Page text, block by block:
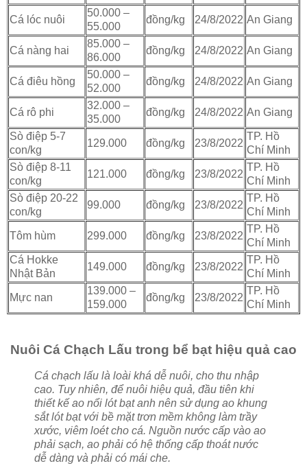
Cá lóc nuôi
50.000 –
55.000
đồng/kg 24/8/2022 An Giang
Cá nàng hai
85.000 –
86.000
đồng/kg 24/8/2022 An Giang
Cá điêu hồng
50.000 –
52.000
đồng/kg 24/8/2022 An Giang
Cá rô phi
32.000 –
35.000
đồng/kg 24/8/2022 An Giang
Sò điệp 5-7
con/kg
129.000 đồng/kg 23/8/2022
TP. Hồ
Chí Minh
Sò điệp 8-11
con/kg
121.000 đồng/kg 23/8/2022
TP. Hồ
Chí Minh
Sò điệp 20-22
con/kg
99.000 đồng/kg 23/8/2022
TP. Hồ
Chí Minh
Tôm hùm 299.000 đồng/kg 23/8/2022
TP. Hồ
Chí Minh
Cá Hokke
Nhật Bản
149.000 đồng/kg 23/8/2022
TP. Hồ
Chí Minh
Mực nan
139.000 –
159.000
đồng/kg 23/8/2022
TP. Hồ
Chí Minh
Nuôi Cá Chạch Lấu trong bể bạt hiệu quả cao
Cá chạch lấu là loài khá dễ nuôi, cho thu nhập
cao. Tuy nhiên, để nuôi hiệu quả, đầu tiên khi
thiết kế ao nổi lót bạt anh nên sử dụng ao khung
sắt lót bạt với bề mặt trơn mềm không làm trầy
xước, viêm loét cho cá. Nguồn nước cấp vào ao
phải sạch, ao phải có hệ thống cấp thoát nước
dễ dàng và phải có mái che.